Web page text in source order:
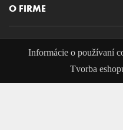
O FIRME
Informácie o používaní
Tvorba